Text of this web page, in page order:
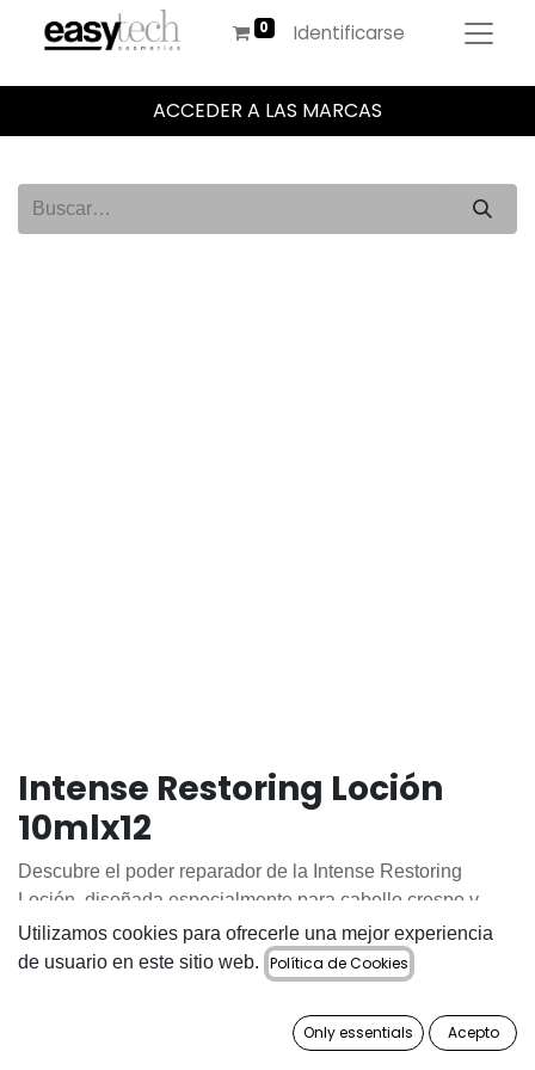
Identificarse
ACCEDER A LAS MARCAS
Intense Restoring Loción
10mlx12
Descubre el poder reparador de la Intense Restoring
Loción, diseñada especialmente para cabello crespo y
dañado. Con su fórmula enriquecida con Aceites
Naturales, Alcoholes Grasos y Amonios Cuaternarios, esta
loción ofrece una acción suavizante y reestructurante casi
inmediata, transformando tu melena en un instante.
Utilizamos cookies para ofrecerle una mejor experiencia
de usuario en este sitio web. Política de Cookies
Only essentials Acepto